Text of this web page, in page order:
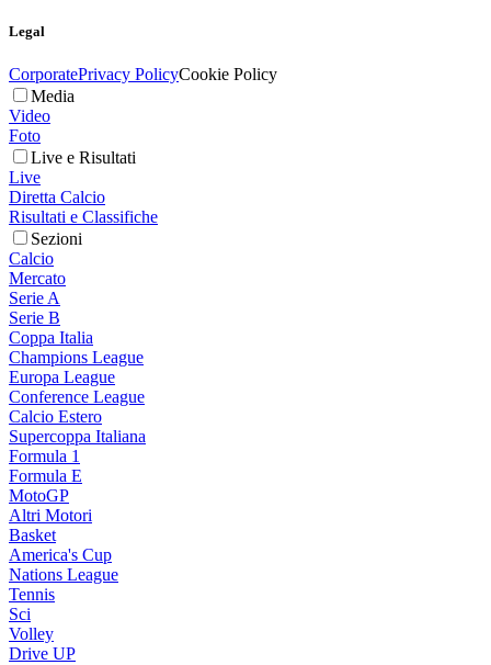
Legal
CorporatePrivacy PolicyCookie Policy
Media
Video
Foto
Live e Risultati
Live
Diretta Calcio
Risultati e Classifiche
Sezioni
Calcio
Mercato
Serie A
Serie B
Coppa Italia
Champions League
Europa League
Conference League
Calcio Estero
Supercoppa Italiana
Formula 1
Formula E
MotoGP
Altri Motori
Basket
America's Cup
Nations League
Tennis
Sci
Volley
Drive UP